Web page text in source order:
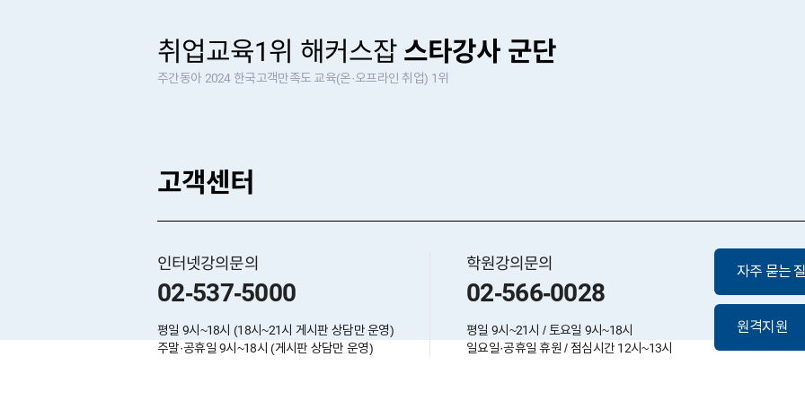
취업교육1위 해커스잡 스타강사 군단
주간동아 2024 한국고객만족도 교육(온·오프라인 취업) 1위
고객센터
인터넷강의문의
02-537-5000
평일 9시~18시 (18시~21시 게시판 상담만 운영)
주말·공휴일 9시~18시 (게시판 상담만 운영)
학원강의문의
02-566-0028
평일 9시~21시 / 토요일 9시~18시
일요일·공휴일 휴원 / 점심시간 12시~13시
자주 묻는
원격지원